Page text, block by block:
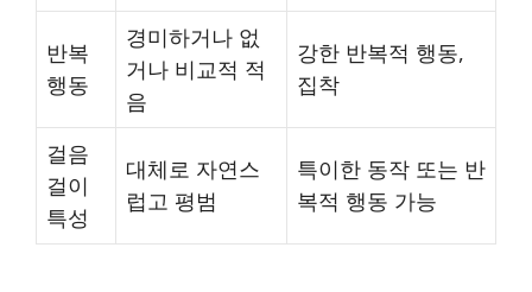
반복
행동
경미하거나 없
거나 비교적 적
음
강한 반복적 행동,
집착
걸음
걸이
특성
대체로 자연스
럽고 평범
특이한 동작 또는 반
복적 행동 가능